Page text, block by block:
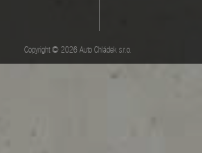
Copyright © 2026 Auto Chládek s.r.o.